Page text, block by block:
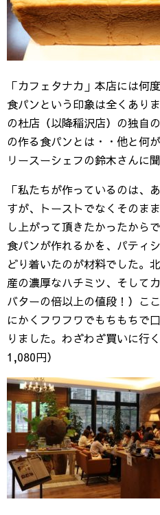
「カフェタナカ」本店には何
食パンという印象は全くあり
の杜店（以降稲沢店）の独自
の作る食パンとは・・他と何
リースーシェフの鈴木さんに聞
「私たちが作っているのは、
すが、トーストでなくそのま
し上がって頂きたかったから
食パンが作れるかを、パティ
どり着いたのが材料でした。
産の濃厚なハチミツ、そして
バターの倍以上の値段！）こ
にかくフワフワでもちもちで
りました。わざわざ買いに行
1,080円）